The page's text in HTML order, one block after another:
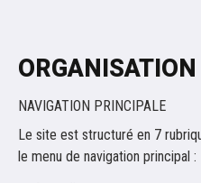
NAVIGATION PRINCIPALE
Le site est structuré en 7
le menu de navigation principal :